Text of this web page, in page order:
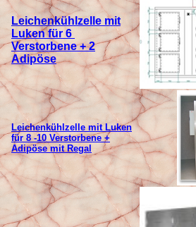
Leichenkühlzelle mit
Luken für 6
Verstorbene + 2
Adipöse
Leichenkühlzelle mit Luken
für 8 -10 Verstorbene +
Adipöse mit Regal